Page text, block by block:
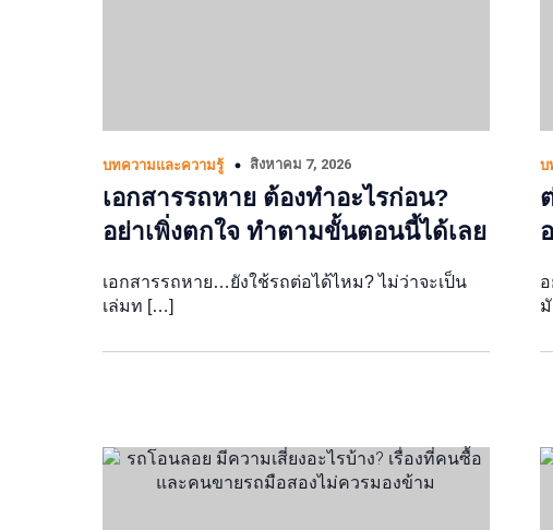
บทความและความรู้ สิงหาคม 7, 2026
เอกสารรถหาย ต้องทำอะไรก่อน?
อย่าเพิ่งตกใจ ทำตามขั้นตอนนี้ได้เลย
เอกสารรถหาย…ยังใช้รถต่อได้ไหม? ไม่ว่าจะเป็น
เล่มท […]
บ